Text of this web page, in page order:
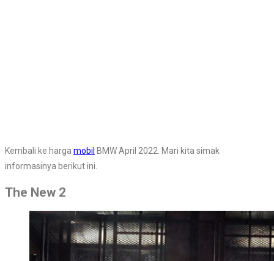
Kembali ke harga mobil BMW April 2022. Mari kita simak
informasinya berikut ini.
The New 2